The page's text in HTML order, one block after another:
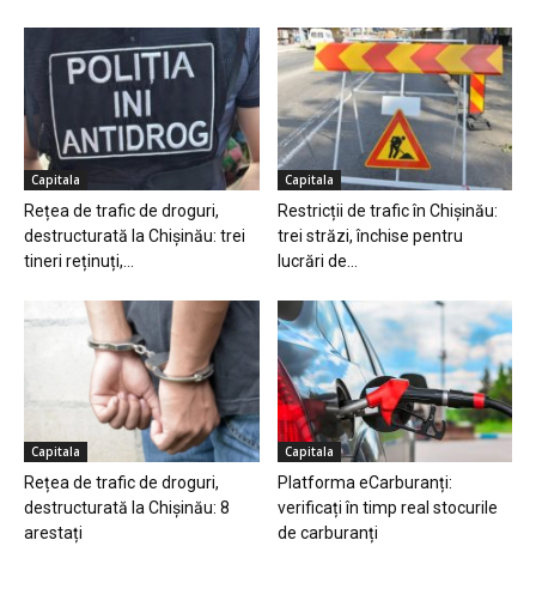
Capitala
Rețea de trafic de droguri,
destructurată la Chișinău: trei
tineri reținuți,...
Capitala
Restricții de trafic în Chișinău:
trei străzi, închise pentru
lucrări de...
Capitala
Rețea de trafic de droguri,
destructurată la Chișinău: 8
arestați
Capitala
Platforma eCarburanți:
verificați în timp real stocurile
de carburanți